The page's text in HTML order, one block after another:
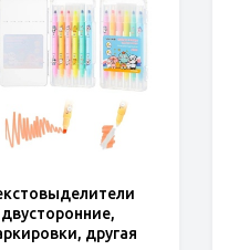
другая